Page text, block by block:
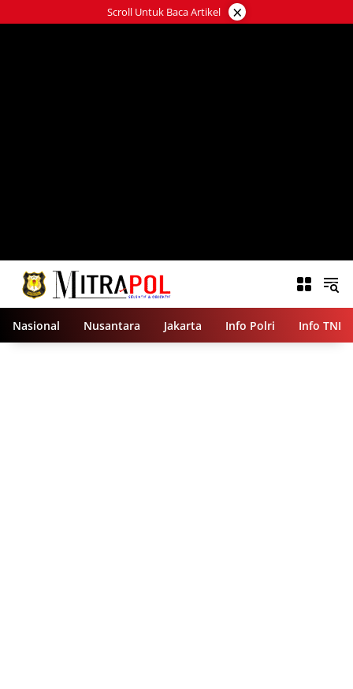
ke
Scroll Untuk Baca Artikel ×
Nasional Nusantara Jakarta Info Polri Info TNI